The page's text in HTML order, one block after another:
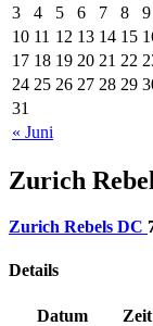
« Juni
3
4 5 6 7 8
9
10 11 12 13 14 15
17 18 19 20 21 22
24 25 26 27 28 29
31
Zurich
Zurich Rebels DC
Details
Datum Zeit